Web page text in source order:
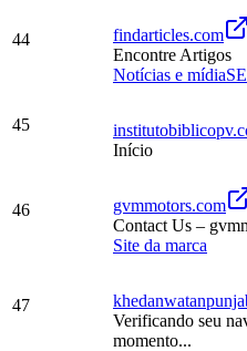
44
findarticles.com
Encontre Artigos
Notícias e mídia
45
Início
46
gvmmotors.com
Contact Us –
Site da marca
47
Verificando seu
momento...